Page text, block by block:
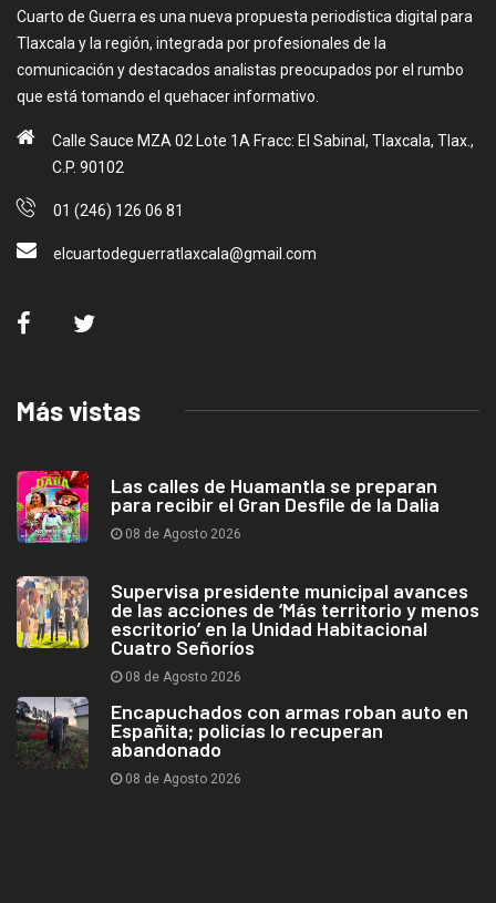
Cuarto de Guerra es una nueva propuesta periodística digital para
Tlaxcala y la región, integrada por profesionales de la
comunicación y destacados analistas preocupados por el rumbo
que está tomando el quehacer informativo.
Calle Sauce MZA 02 Lote 1A Fracc: El Sabinal, Tlaxcala, Tlax.,
C.P. 90102
01 (246) 126 06 81
elcuartodeguerratlaxcala@gmail.com
Más vistas
Las calles de Huamantla se preparan
para recibir el Gran Desfile de la Dalia
08 de Agosto 2026
Supervisa presidente municipal avances
de las acciones de ‘Más territorio y menos
escritorio’ en la Unidad Habitacional
Cuatro Señoríos
08 de Agosto 2026
Encapuchados con armas roban auto en
Españita; policías lo recuperan
abandonado
08 de Agosto 2026